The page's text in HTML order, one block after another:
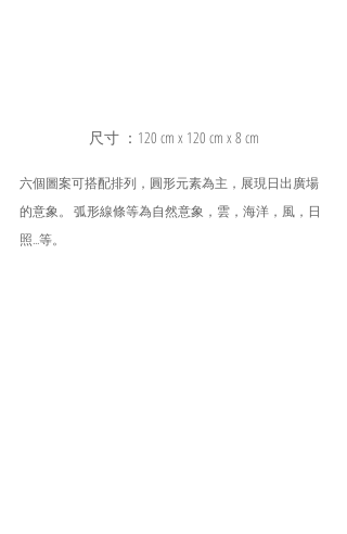
尺寸 ：120 cm x 120 cm x 8 cm
六個圖案可搭配排列，圓形元素為主，展現日出廣場
的意象。 弧形線條等為自然意象，雲，海洋，風，日
照...等。